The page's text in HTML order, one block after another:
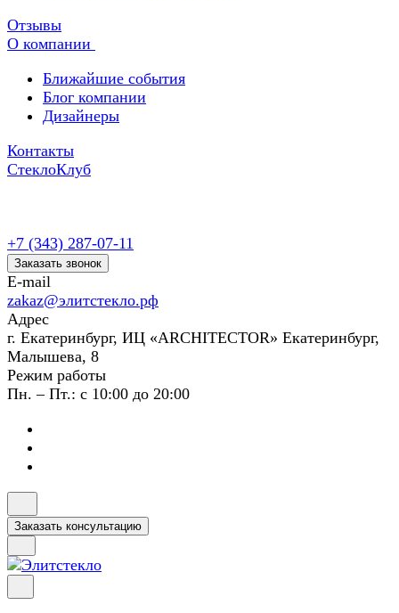
Отзывы
О компании
Ближайшие события
Блог компании
Дизайнеры
Контакты
СтеклоКлуб
+7 (343) 287-07-11
Заказать звонок
E-mail
zakaz@элитстекло.рф
Адрес
г. Екатеринбург, ИЦ «ARCHITECTOR» Екатеринбург,
Малышева, 8
Режим работы
Пн. – Пт.: с 10:00 до 20:00
Заказать консультацию